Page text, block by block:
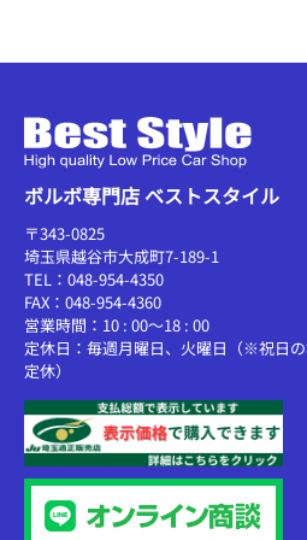
ボルボ専門店 ベストスタイル
〒343-0825
埼玉県越谷市大成町7-189-1
TEL：048-954-4350
FAX：048-954-4360
営業時間：10 : 00～18 : 00
定休日：毎週月曜日、火曜日（※祝日
定休）